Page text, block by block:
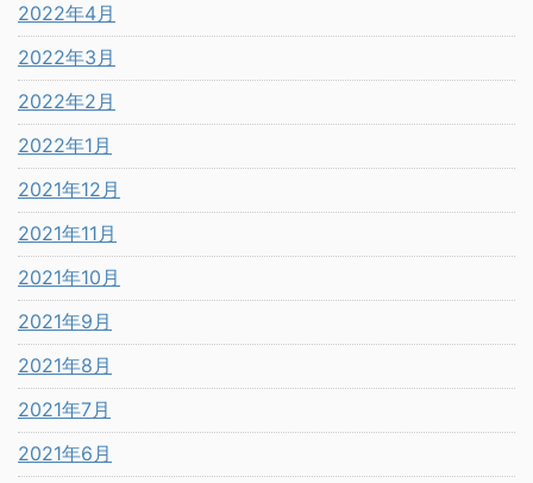
2022年4月
2022年3月
2022年2月
2022年1月
2021年12月
2021年11月
2021年10月
2021年9月
2021年8月
2021年7月
2021年6月